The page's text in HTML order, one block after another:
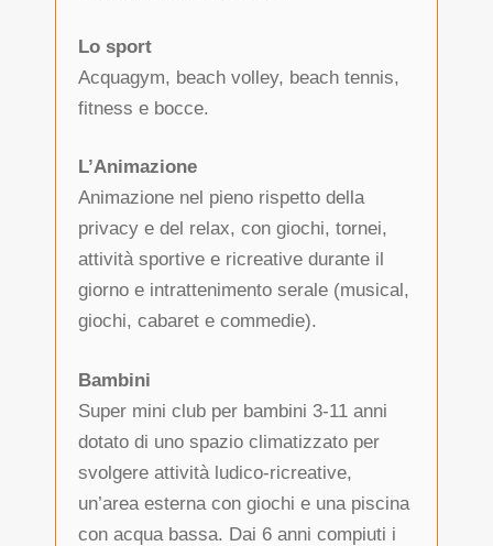
Lo sport
Acquagym, beach volley, beach tennis,
fitness e bocce.
L’Animazione
Animazione nel pieno rispetto della
privacy e del relax, con giochi, tornei,
attività sportive e ricreative durante il
giorno e intrattenimento serale (musical,
giochi, cabaret e commedie).
Bambini
Super mini club per bambini 3-11 anni
dotato di uno spazio climatizzato per
svolgere attività ludico-ricreative,
un’area esterna con giochi e una piscina
con acqua bassa. Dai 6 anni compiuti i